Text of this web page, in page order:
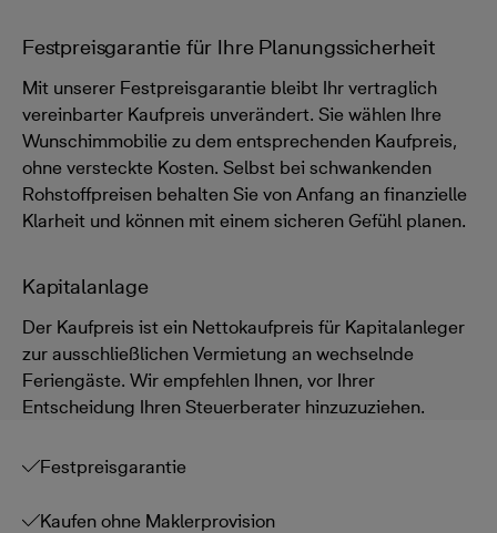
Festpreisgarantie für Ihre Planungssicherheit
Mit unserer Festpreisgarantie bleibt Ihr vertraglich
vereinbarter Kaufpreis unverändert. Sie wählen Ihre
Wunschimmobilie zu dem entsprechenden Kaufpreis,
ohne versteckte Kosten. Selbst bei schwankenden
Rohstoffpreisen behalten Sie von Anfang an finanzielle
Klarheit und können mit einem sicheren Gefühl planen.
Kapitalanlage
Der Kaufpreis ist ein Nettokaufpreis für Kapitalanleger
zur ausschließlichen Vermietung an wechselnde
Feriengäste. Wir empfehlen Ihnen, vor Ihrer
Entscheidung Ihren Steuerberater hinzuzuziehen.
Festpreisgarantie
Kaufen ohne Maklerprovision